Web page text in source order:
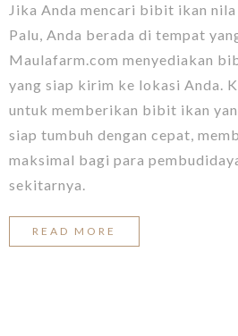
Jika Anda mencari bibit ikan
Palu, Anda berada di tempat
Maulafarm.com menyediakan
yang siap kirim ke lokasi Anda.
untuk memberikan bibit ikan
siap tumbuh dengan cepat,
maksimal bagi para
sekitarnya.
READ MORE